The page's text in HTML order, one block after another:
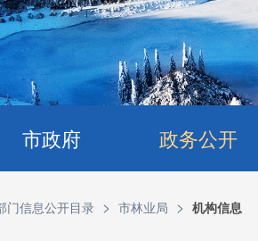
市政府 政务公开
门信息公开目录 > 市林业局 > 机构信息